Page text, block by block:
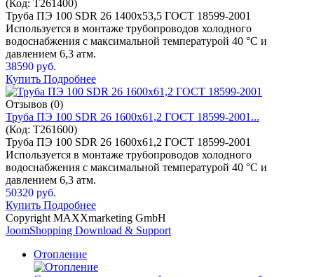
(Код: T261400)
Труба ПЭ 100 SDR 26 1400x53,5 ГОСТ 18599-2001
Используется в монтаже трубопроводов холодного
водоснабжения с максимальной температурой 40 °C и
давлением 6,3 атм.
38590 руб.
Купить Подробнее
Отзывов (0)
Труба ПЭ 100 SDR 26 1600x61,2 ГОСТ 18599-2001...
(Код: T261600)
Труба ПЭ 100 SDR 26 1600x61,2 ГОСТ 18599-2001
Используется в монтаже трубопроводов холодного
водоснабжения с максимальной температурой 40 °C и
давлением 6,3 атм.
50320 руб.
Купить Подробнее
Copyright MAXXmarketing GmbH
JoomShopping Download & Support
Отопление